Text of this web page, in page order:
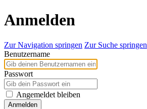
Anmelden
Zur Navigation springen Zur Suche springen
Benutzername
Passwort
Angemeldet bleiben
Anmelden